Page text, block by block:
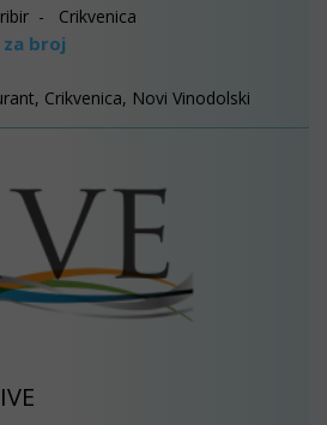
- Crikvenica
broj
Crikvenica, Novi Vinodolski